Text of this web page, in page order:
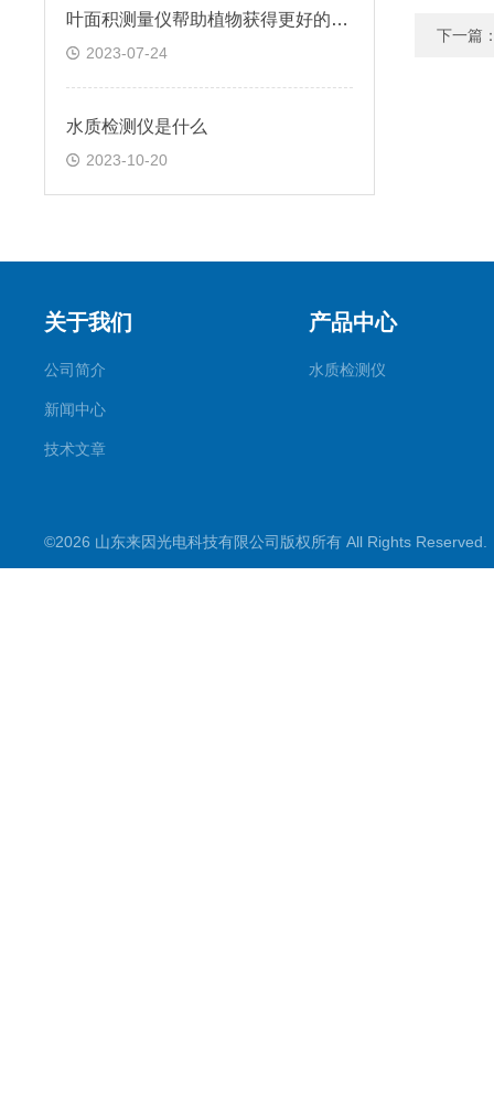
叶面积测量仪帮助植物获得更好的成长空间
2023-07-24
水质检测仪是什么
2023-10-20
下一篇
关于我们
公司简介
新闻中心
技术文章
产品中心
水质检测仪
©2026 山东来因光电科技有限公司版权所有 All Rights